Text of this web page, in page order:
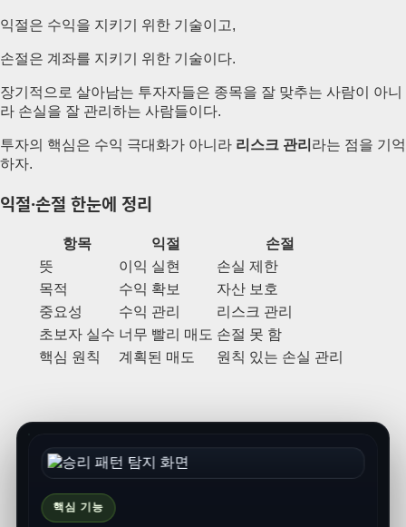
익절은 수익을 지키기 위한 기술이고,
손절은 계좌를 지키기 위한 기술이다.
장기적으로 살아남는 투자자들은 종목을 잘 맞추는 사람이 아니
라 손실을 잘 관리하는 사람들이다.
투자의 핵심은 수익 극대화가 아니라 리스크 관리 라는 점을 기억
하자.
익절·손절 한눈에 정리
항목 익절
손절
뜻
이익 실현
손실 제한
목적
수익 확보
자산 보호
중요성
수익 관리
리스크 관리
초보자 실수 너무 빨리 매도 손절 못 함
핵심 원칙
계획된 매도 원칙 있는 손실 관리
핵심 기능